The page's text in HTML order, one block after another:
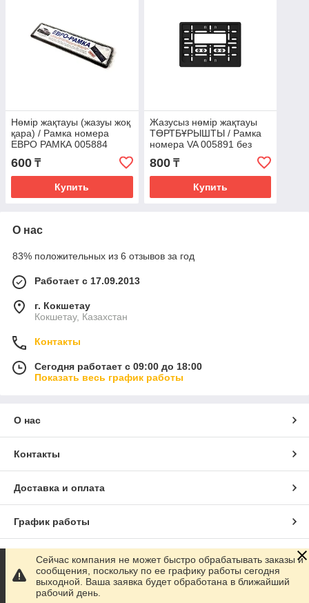
Нөмір жақтауы (жазуы жоқ
қара) / Рамка номера
ЕВРО РАМКА 005884
(черная без надписи)
600 ₸
Купить
Жазусыз нөмір жақтауы
ТӨРТБҰРЫШТЫ / Рамка
номера VA 005891 без
надписи КВАДРАТНАЯ
800₸
Купить
О нас
83% положительных из 6 отзывов за год
Работает с 17.09.2013
г. Кокшетау
Кокшетау, Казахстан
Контакты
Сегодня работает с 09:00 до 18:00
Показать весь график работы
О нас
Контакты
Доставка и оплата
График работы
Полная версия сайта
Сайт создан на маркетплейсе Satu.kz
Сейчас компания не может быстро обрабатывать заказы и
сообщения, поскольку по ее графику работы сегодня
выходной. Ваша заявка будет обработана в ближайший
рабочий день.